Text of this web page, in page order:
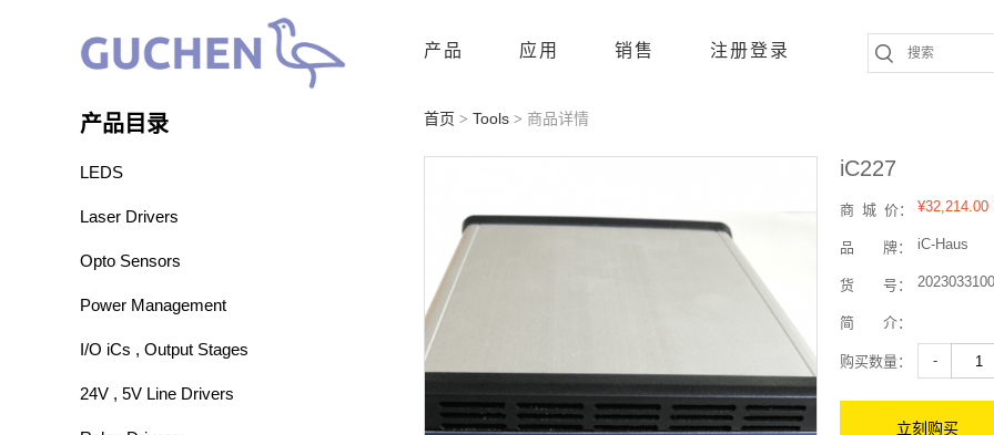
产品 应用 销售 注册登录
产品目录
LEDS
Laser Drivers
Opto Sensors
Power Management
I/O iCs , Output Stages
24V , 5V Line Drivers
首页 > Tools > 商品详情
iC227
商 城 价： ¥32,214.00
品 牌： iC-Haus
货 号：
简 介：
购买数量： -
立刻购买